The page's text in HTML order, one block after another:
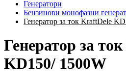
Генератори
Бензинови монофазни
Генератор за ток KraftDele
Генератор за
KD150/ 1500W